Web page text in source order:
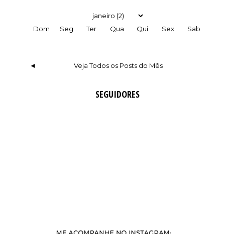
Dom Seg Ter Qua Qui Sex Sab
◄ Veja Todos os Posts do Mês
SEGUIDORES